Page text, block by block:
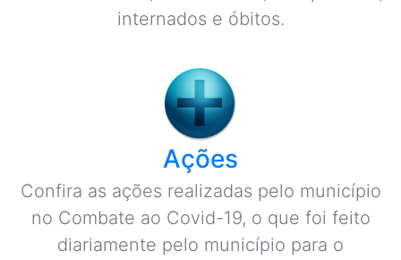
internados e óbitos.
Ações
Confira as ações realizadas pelo município
no Combate ao Covid-19, o que foi feito
diariamente pelo município para o